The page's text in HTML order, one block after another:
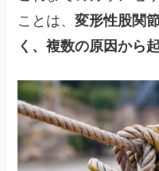
ことは、変形性股関
く、複数の原因から